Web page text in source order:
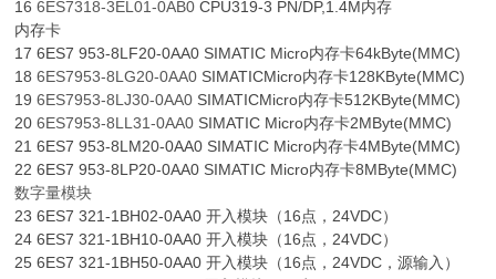
166ES7318-3EL01-0AB0 CPU319-3 PN/DP,1.4M内存
内存卡
17 6ES7 953-8LF20-0AA0 SIMATIC Micro内存卡64kByte(MMC)
186ES7953-8LG20-0AA0 SIMATICMicro内存卡128KByte(MMC)
196ES7953-8LJ30-0AA0 SIMATICMicro内存卡512KByte(MMC)
206ES7953-8LL31-0AA0 SIMATIC Micro内存卡2MByte(MMC)
21 6ES7 953-8LM20-0AA0 SIMATIC Micro内存卡4MByte(MMC)
22 6ES7 953-8LP20-0AA0 SIMATIC Micro内存卡8MByte(MMC)
数字量模块
23 6ES7 321-1BH02-0AA0 开入模块（16点，24VDC）
24 6ES7 321-1BH10-0AA0 开入模块（16点，24VDC）
25 6ES7 321-1BH50-0AA0 开入模块（16点，24VDC，源输入）